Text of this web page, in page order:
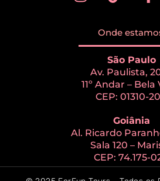
Onde
São Paulo
Av. Paulista,
11º Andar – Bela
CEP: 01310-
Goiânia
Al. Ricardo
Sala 120 –
CEP: 74.175-